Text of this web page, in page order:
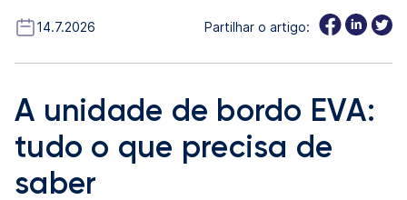
14.7.2026 Partilhar o artigo:
A unidade de bordo EVA:
tudo o que precisa de
saber